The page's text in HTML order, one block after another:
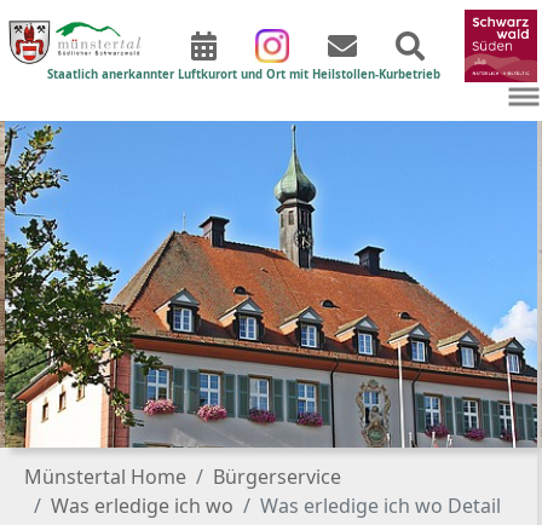
Staatlich anerkannter Luftkurort und Ort mit Heilstollen-Kurbetrieb
Sie sind hier:
Münstertal Home
Bürgerservice
Was erledige ich wo
Was erledige ich wo Detail